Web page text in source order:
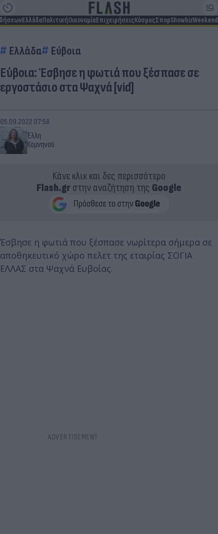
ΕλλάδαΠολιτικήΟικονομίαΕπιχειρήσειςΚόσμοςΣπορShowbizWeekend
Ελλάδα Εύβοια
Εύβοια: Έσβησε η φωτιά που ξέσπασε σε
εργοστάσιο στα Ψαχνά [vid]
Έλλη
Κομνηνού
05.09.2022 07:58
Κάνε κλικ και δες περισσότερο
Flash.grστην αναζήτηση της Google
Έσβησε η φωτιά που ξέσπασε νωρίτερα σήμερα σε
αποθηκευτικό χώρο πελετ της εταιρίας ΣΟΓΙΑ
ΕΛΛΑΣ στα Ψαχνά Ευβοίας.